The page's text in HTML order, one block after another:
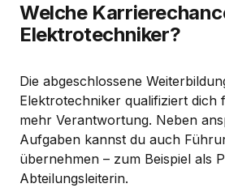
Welche
Elektrotechniker?
Die abgeschlossene
Elektrotechniker qualifiziert dich
mehr Verantwortung. Neben
Aufgaben kannst du auch
übernehmen – zum Beispiel als
Abteilungsleiterin.